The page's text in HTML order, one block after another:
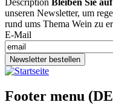
unseren Newsletter, um
rund ums Thema Wein zu
E-Mail
Newsletter bestellen
Footer menu